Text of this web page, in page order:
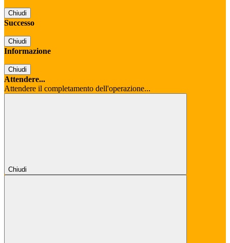
Chiudi
Successo
Chiudi
Informazione
Chiudi
Attendere...
Attendere il completamento dell'operazione...
Chiudi